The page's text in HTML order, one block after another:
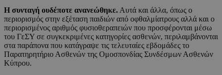
Η συνταγή ουδέποτε ανανεώθηκε. Αυτά και άλλα, όπως ο
περιορισμός στην εξέταση παιδιών από οφθαλμίατρους αλλά και ο
περιορισμένος αριθμός φυσιοθεραπειών που προσφέρονται μέσω
του ΓεΣΥ σε συγκεκριμένες κατηγορίες ασθενών, περιλαμβάνονται
στα παράπονα που κατάγραψε τις τελευταίες εβδομάδες το
Παρατηρητήριο Ασθενών της Ομοσπονδίας Συνδέσμων Ασθενών
Κύπρου.